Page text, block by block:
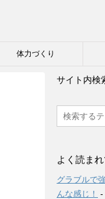
体力づくり
サイト内検
よく読ま
グラブルで
んな感じ！
-